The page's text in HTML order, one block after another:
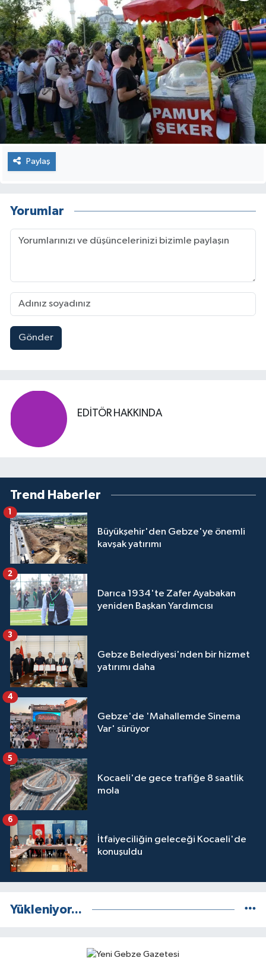
Paylaş
Yorumlar
Gönder
EDITÖR HAKKINDA
Trend Haberler
Büyükşehir'den Gebze'ye önemli
kavşak yatırımı
1
Darıca 1934'te Zafer Ayabakan
yeniden Başkan Yardımcısı
2
Gebze Belediyesi'nden bir hizmet
yatırımı daha
3
Gebze'de 'Mahallemde Sinema
Var' sürüyor
4
Kocaeli'de gece trafiğe 8 saatlik
mola
5
İtfaiyeciliğin geleceği Kocaeli'de
konuşuldu
6
Yükleniyor...